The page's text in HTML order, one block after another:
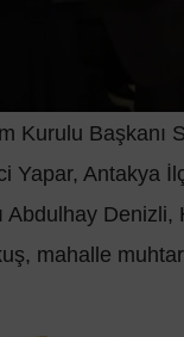
Başkanı
Yapar, Antakya
Denizli,
mahalle